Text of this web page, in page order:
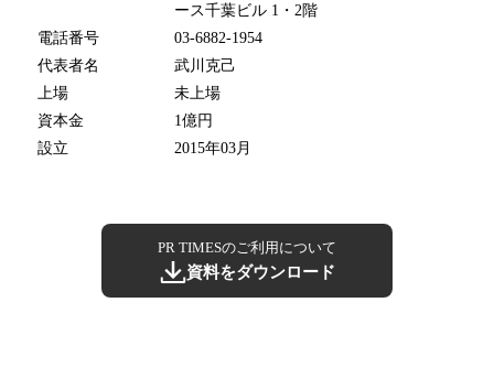
ース千葉ビル 1・2階
電話番号
03-6882-1954
代表者名
武川克己
上場
未上場
資本金
1億円
設立
2015年03月
PR TIMESのご利用について
資料をダウンロード